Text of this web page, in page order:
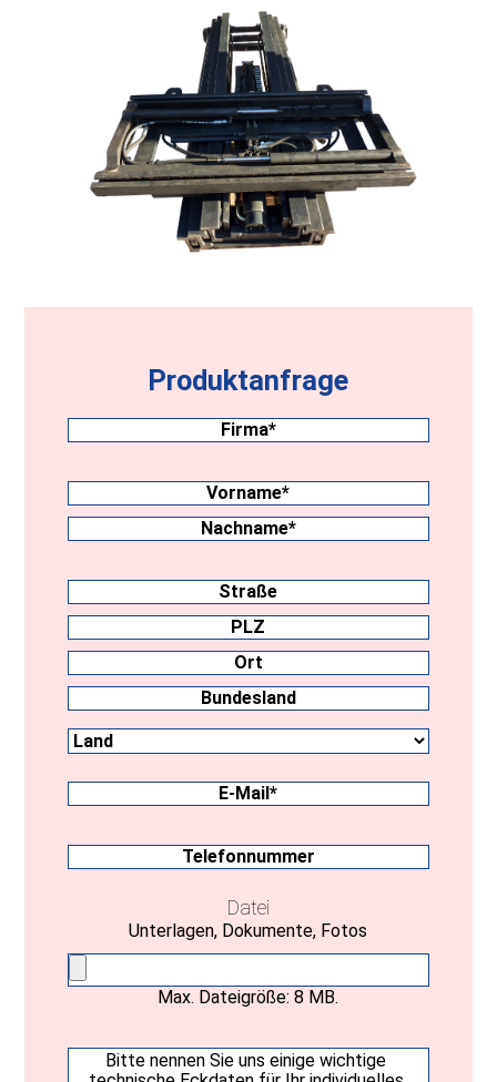
Produktanfrage
Firma(erforderlich)
Nachname(erforderlich)
Vorname
Anschrift
Straße
PLZ
Ort
E-
Mail(erforderlich)
Telefonnummer
Datei
Unterlagen, Dokumente, Fotos
Max. Dateigröße: 8 MB.
Ihre
Nachricht(erforderlich)